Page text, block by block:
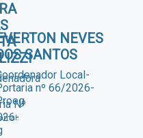
-
Nº
NEVES
SANTOS
Local-
nº 66/2026-